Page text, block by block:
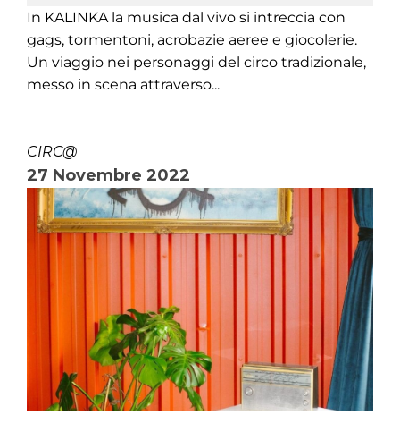
In KALINKA la musica dal vivo si intreccia con
gags, tormentoni, acrobazie aeree e giocolerie.
Un viaggio nei personaggi del circo tradizionale,
messo in scena attraverso...
CIRC@
27 Novembre 2022